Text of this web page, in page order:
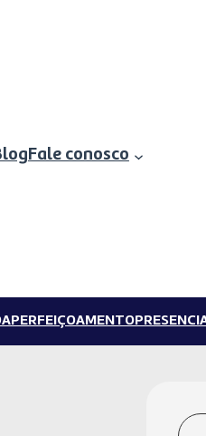
Fale conosco
APERFEIÇOAMENTO